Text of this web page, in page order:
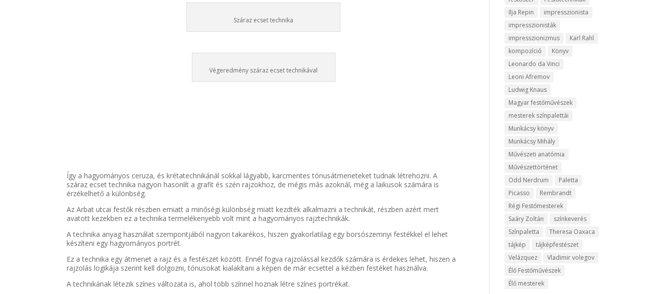
Száraz ecset technika
Végeredmény száraz ecset technikával
Így a hagyományos ceruza, és krétatechnikánál sokkal lágyabb, karcmentes tónusátmeneteket tudnak létrehozni. A
száraz ecset technika nagyon hasonlít a grafit és szén rajzokhoz, de mégis más azoknál, még a laikusok számára is
érzékelhető a különbség.
Az Arbat utcai festők részben emiatt a minőségi különbség miatt kezdték alkalmazni a technikát, részben azért mert
avatott kezekben ez a technika termelékenyebb volt mint a hagyományos rajztechnikák.
A technika anyag használat szempontjából nagyon takarékos, hiszen gyakorlatilag egy borsószemnyi festékkel el lehet
készíteni egy hagyományos portrét.
Ez a technika egy átmenet a rajz és a festészet között. Ennél fogva rajzolással kezdők számára is érdekes lehet, hiszen a
rajzolás logikája szerint kell dolgozni, tónusokat kialakítani a képen de már ecsettel a kézben festéket használva.
A technikának létezik színes változata is, ahol több színnel hoznak létre színes portrékat.
Ilja Repin
impresszionista
impresszionisták
impresszionizmus
Karl Rahl
kompozíció
Könyv
Leonardo da Vinci
Leoni Afremov
Ludwig Knaus
Magyar festőművészek
mesterek színpalettái
Munkácsy könyv
Munkácsy Mihály
Művészeti anatómia
Művészettörténet
Odd Nerdrum
Paletta
Picasso
Rembrandt
Régi Festőmesterek
Saáry Zoltán
színkeverés
Színpaletta
Theresa Oaxaca
tájkép
tájképfestészet
Velázquez
Vladimir volegov
Élő Festőművészek
Élő mesterek